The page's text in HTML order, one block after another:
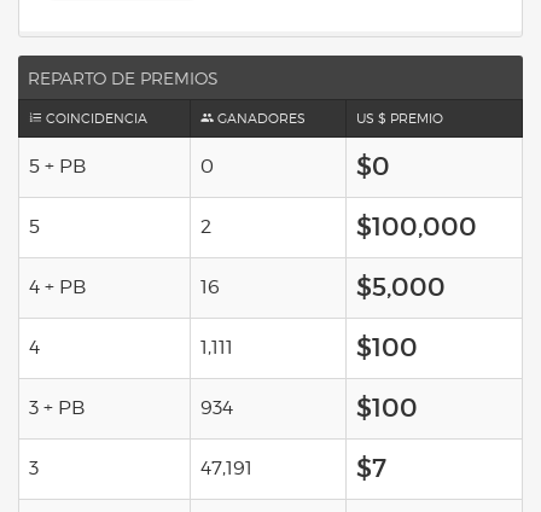
REPARTO DE PREMIOS
COINCIDENCIA GANADORES US $ PREMIO
5 + PB 0 $0
5 2 $100,000
4 + PB 16 $5,000
4 1,111 $100
3 + PB 934 $100
3 47,191 $7